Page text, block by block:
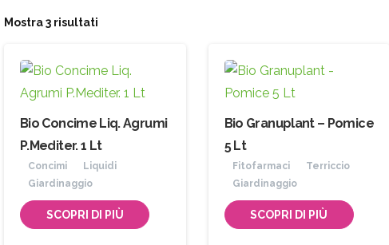
Mostra 3 risultati
Bio Concime Liq. Agrumi
P.Mediter. 1 Lt
Concimi
Liquidi
Giardinaggio
SCOPRI DI PIÙ
Bio Granuplant – Pomice
5 Lt
Fitofarmaci
Terriccio
Giardinaggio
SCOPRI DI PIÙ